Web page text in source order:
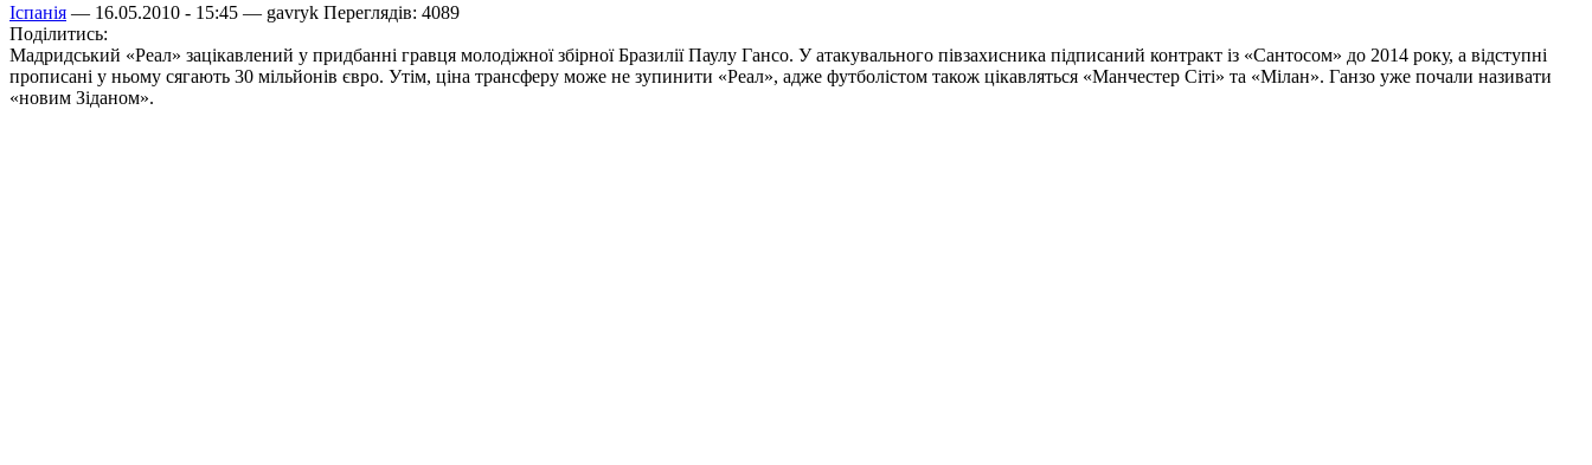
Іспанія — 16.05.2010 - 15:45 — gavryk Переглядів: 4089
Поділитись:
Мадридський «Реал» зацікавлений у придбанні гравця молодіжної збірної Бразилії Паулу Гансо. У атакувального півзахисника підписаний контракт із «Сантосом» до 2014 року, а відступні
прописані у ньому сягають 30 мільйонів євро. Утім, ціна трансферу може не зупинити «Реал», адже футболістом також цікавляться «Манчестер Сіті» та «Мілан». Ганзо уже почали називати
«новим Зіданом».